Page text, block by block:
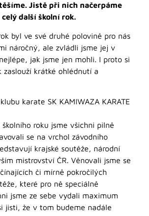
Jistě při nich načerpáme
další školní rok.
byl ve své druhé polovině pro nás
náročný, ale zvládli jsme jej v
jak jsme jen mohli. I proto si
zaslouží krátké ohlédnutí a
karate SK KAMIWAZA KARATE
roku jsme všichni pilně
se na vrchol závodního
krajské soutěže, národní
mistrovství ČR. Věnovali jsme se
či mírně pokročilých
které pro ně speciálně
jsme ze sebe vydali maximum
jisti, že v tom budeme nadále